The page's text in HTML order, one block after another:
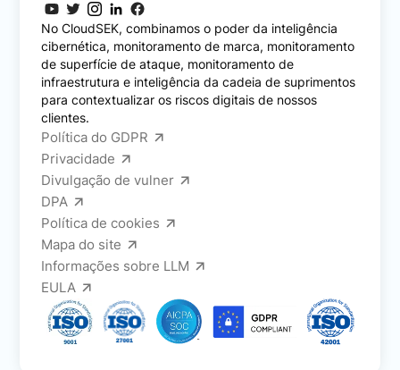
No CloudSEK, combinamos o poder da inteligência
cibernética, monitoramento de marca, monitoramento
de superfície de ataque, monitoramento de
infraestrutura e inteligência da cadeia de suprimentos
para contextualizar os riscos digitais de nossos
clientes.
Política do GDPR
Privacidade
Divulgação de vulner
DPA
Política de cookies
Mapa do site
Informações sobre LLM
EULA